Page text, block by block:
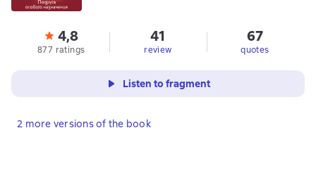
4,8
877 ratings
41
review
67
quotes
Listen to fragment
2 more versions of the book